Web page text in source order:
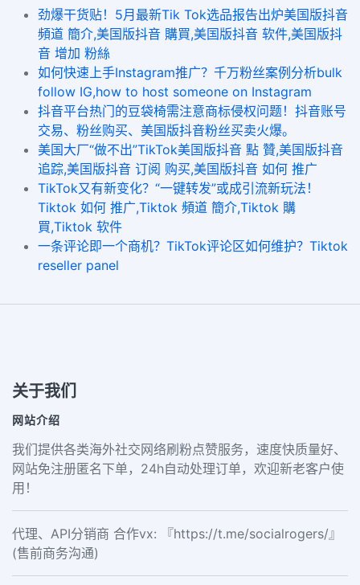
劲爆干货贴！5月最新Tik Tok选品报告出炉美国版抖音
頻道 簡介,美国版抖音 購買,美国版抖音 软件,美国版抖
音 增加 粉絲
如何快速上手Instagram推广？千万粉丝案例分析bulk
follow IG,how to host someone on Instagram
抖音平台热门的豆袋椅需注意商标侵权问题！抖音账号
交易、粉丝购买、美国版抖音粉丝买卖火爆。
美国大厂“做不出”TikTok美国版抖音 點 贊,美国版抖音
追踪,美国版抖音 订阅 购买,美国版抖音 如何 推广
TikTok又有新变化？“一键转发”或成引流新玩法！
Tiktok 如何 推广,Tiktok 頻道 簡介,Tiktok 購
買,Tiktok 软件
一条评论即一个商机？TikTok评论区如何维护？Tiktok
reseller panel
关于我们
网站介绍
我们提供各类海外社交网络刷粉点赞服务，速度快质量好、
网站免注册匿名下单，24h自动处理订单，欢迎新老客户使
用！
代理、API分销商 合作vx: 『https://t.me/socialrogers/』
(售前商务沟通)